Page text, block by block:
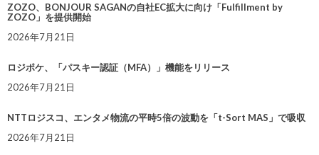
ZOZO、BONJOUR SAGANの自社EC拡大に向け「Fulfillment by
ZOZO」を提供開始
2026年7月21日
ロジポケ、「パスキー認証（MFA）」機能をリリース
2026年7月21日
NTTロジスコ、エンタメ物流の平時5倍の波動を「t-Sort MAS」で吸収
2026年7月21日